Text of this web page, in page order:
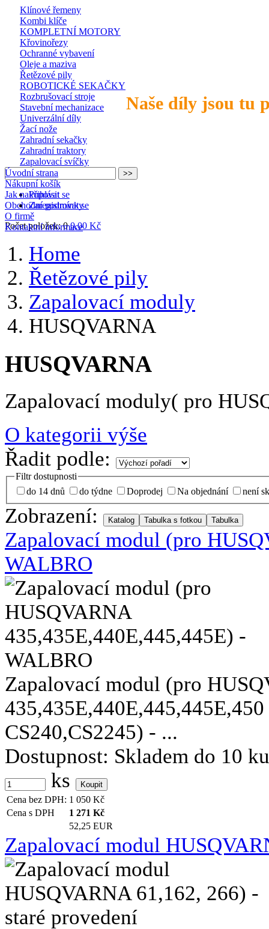
Naše díly jsou tu
Klínové řemeny
Kombi klíče
KOMPLETNÍ MOTORY
Křovinořezy
Ochranné vybavení
Oleje a maziva
Řetězové pily
ROBOTICKÉ SEKAČKY
Rozbrušovací stroje
Stavební mechanizace
Univerzální díly
Žací nože
Zahradní sekačky
Zahradní traktory
Zapalovací svíčky
Přihlásit se
Zaregistrovat se
Počet položek: 0 0,00 Kč
Úvodní strana
Nákupní košík
Jak nakupovat
Obchodní podmínky
O firmě
Kontaktní informace
Home
Řetězové pily
Zapalovací moduly
HUSQVARNA
HUSQVARNA
Zapalovací moduly( pro
O kategorii výše
Řadit podle:
Filtr dostupnosti
do 14 dnů
do týdne Doprodej Na objednání není
Zobrazení:
Zapalovací modul (pro
WALBRO
Zapalovací modul (pro
CS240,CS2245) - ...
Dostupnost: Skladem do 10
ks
Cena bez DPH: 1 050 Kč
Cena s DPH
1 271 Kč
52,25 EUR
Zapalovací modul